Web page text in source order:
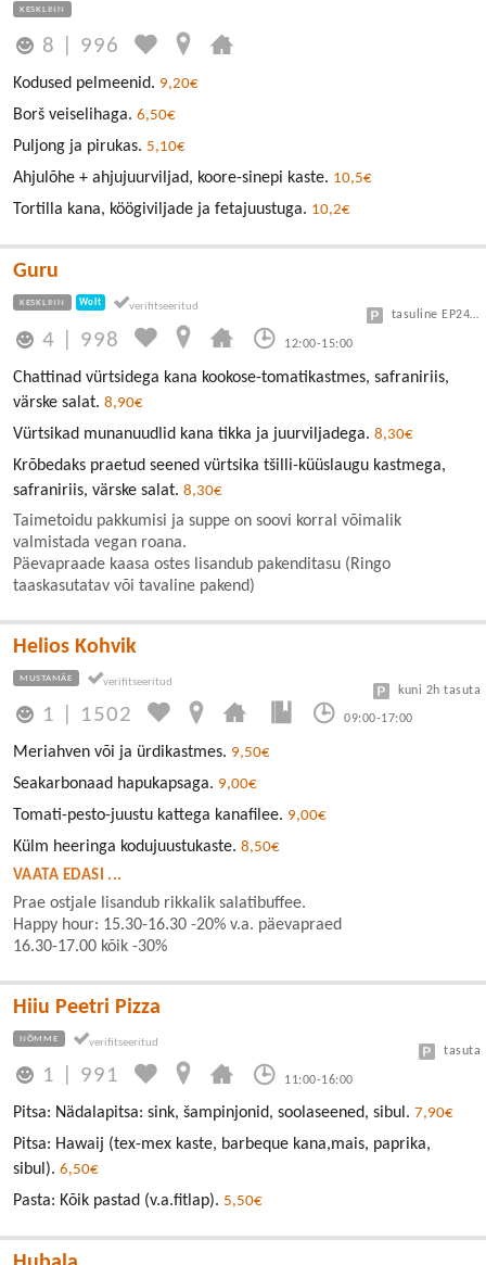
KESKLINN
8 996
Kodused pelmeenid. 9,20€
Borš veiselihaga. 6,50€
Puljong ja pirukas. 5,10€
Ahjulõhe + ahjujuurviljad, koore-sinepi kaste. 10,5€
Tortilla kana, köögiviljade ja fetajuustuga. 10,2€
Guru
KESKLINN Wolt
4 998 12:00-15:00
tasuline EP24 või Vanalinn
Chattinad vürtsidega kana kookose-tomatikastmes, safraniriis,
värske salat. 8,90€
Vürtsikad munanuudlid kana tikka ja juurviljadega. 8,30€
Krõbedaks praetud seened vürtsika tšilli-küüslaugu kastmega,
safraniriis, värske salat. 8,30€
Taimetoidu pakkumisi ja suppe on soovi korral võimalik
valmistada vegan roana.
Päevapraade kaasa ostes lisandub pakenditasu (Ringo
taaskasutatav või tavaline pakend)
Helios Kohvik
MUSTAMÄE
1 1502 09:00-17:00
kuni 2h tasuta
Meriahven või ja ürdikastmes. 9,50€
Seakarbonaad hapukapsaga. 9,00€
Tomati-pesto-juustu kattega kanafilee. 9,00€
Külm heeringa kodujuustukaste. 8,50€
VAATA EDASI ...
Prae ostjale lisandub rikkalik salatibuffee.
Happy hour: 15.30-16.30 -20% v.a. päevapraed
16.30-17.00 kõik -30%
Hiiu Peetri Pizza
NÕMME
1 991 11:00-16:00
tasuta
Pitsa: Nädalapitsa: sink, šampinjonid, soolaseened, sibul. 7,90€
Pitsa: Hawaij (tex-mex kaste, barbeque kana,mais, paprika,
sibul). 6,50€
Pasta: Kõik pastad (v.a.fitlap). 5,50€